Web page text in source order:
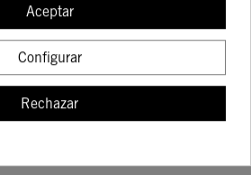
COMPRAR COMPRAR
Aceptar
Configurar
Rechazar